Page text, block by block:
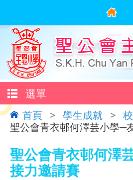
選單
首頁 > 學生成就 >
聖公會青衣邨何澤芸小學─
聖公會青衣邨何澤
接力邀請賽